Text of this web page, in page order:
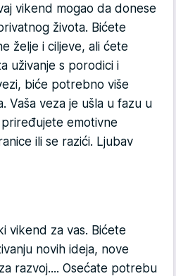
vikend mogao da donese
života. Bićete
želje i ciljeve, ali ćete
uživanje s porodici i
biće potrebno više
Vaša veza je ušla u fazu u
emotivne
ili se razići. Ljubav
vikend za vas. Bićete
novih ideja, nove
razvoj.... Osećate potrebu